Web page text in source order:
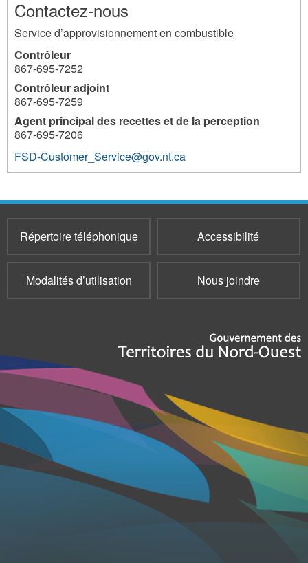
Contactez-nous
Service d’approvisionnement en combustible
Contrôleur
867-695-7252
Contrôleur adjoint
867-695-7259
Agent principal des recettes et de la perception
867-695-7206
FSD-Customer_Service@gov.nt.ca
Répertoire téléphonique Accessibilité
Modalités d’utilisation Nous joindre